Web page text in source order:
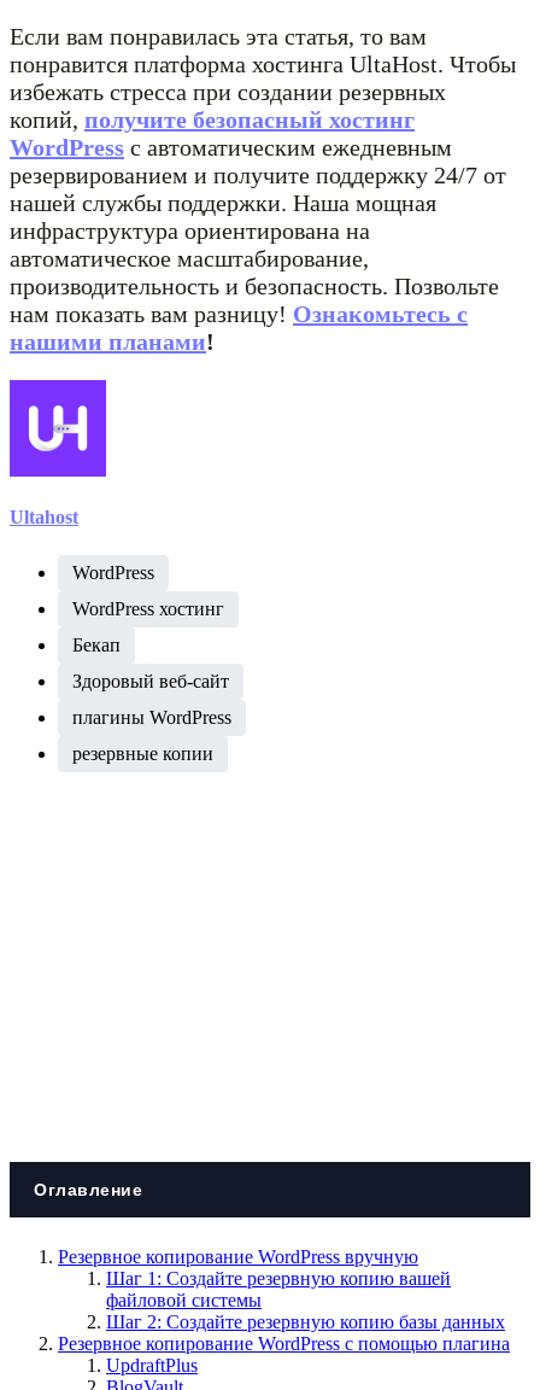
Если вам понравилась эта статья, то вам
понравится платформа хостинга UltaHost. Чтобы
избежать стресса при создании резервных
копий, получите безопасный хостинг
WordPress с автоматическим ежедневным
резервированием и получите поддержку 24/7 от
нашей службы поддержки. Наша мощная
инфраструктура ориентирована на
автоматическое масштабирование,
производительность и безопасность. Позвольте
нам показать вам разницу! Ознакомьтесь с
нашими планами!
Ultahost
WordPress
WordPress хостинг
Бекап
Здоровый веб-сайт
плагины WordPress
резервные копии
Оглавление
Резервное копирование WordPress вручную
Шаг 1: Создайте резервную копию вашей
файловой системы
Шаг 2: Создайте резервную копию базы данных
Резервное копирование WordPress с помощью плагина
UpdraftPlus